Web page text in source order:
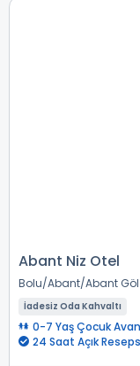
Abant Niz Otel
Bolu Abant Abant Göl
İadesiz Oda Kahvaltı
0-7 Yaş Çocuk
24 Saat Açık